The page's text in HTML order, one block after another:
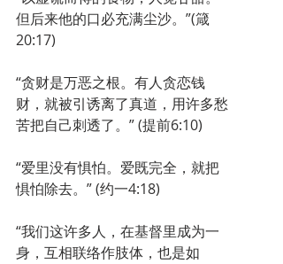
但后来他的口必充满尘沙。”(箴
20:17)
“贪财是万恶之根。有人贪恋钱
财，就被引诱离了真道，用许多愁
苦把自己刺透了。” (提前6:10)
“爱里没有惧怕。爱既完全，就把
惧怕除去。” (约一4:18)
“我们这许多人，在基督里成为一
身，互相联络作肢体，也是如